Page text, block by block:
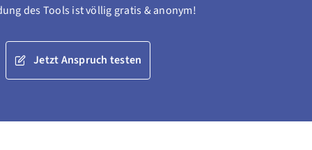
des Tools ist völlig gratis & anonym!
Jetzt Anspruch testen